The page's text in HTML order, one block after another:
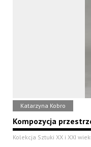
Katarzyna Kobro
Kompozycja
Kolekcja Sztuki XX i XXI